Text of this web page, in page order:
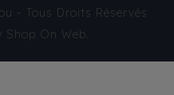
- Tous Droits Réservés
Shop On Web